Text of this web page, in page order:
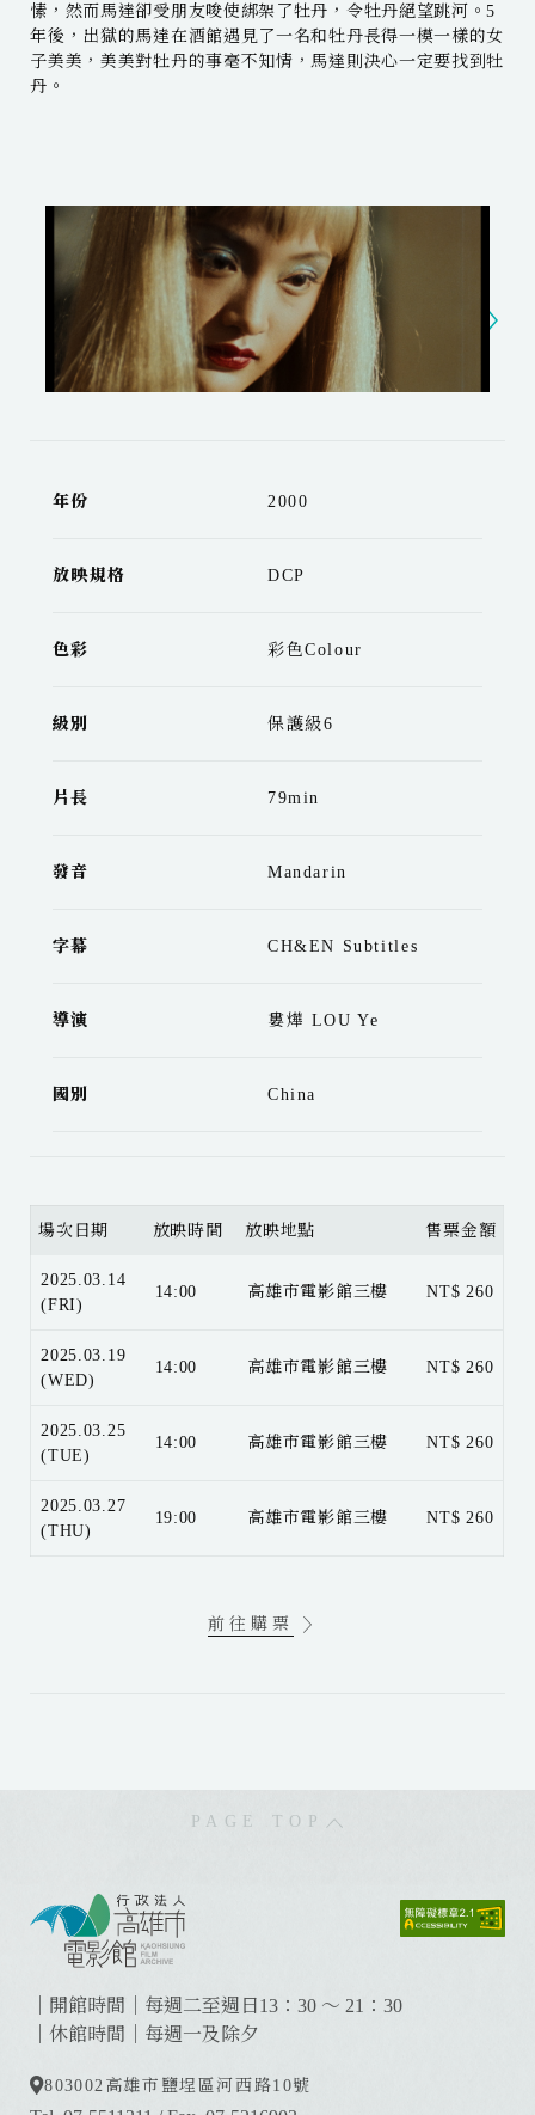
愫，然而馬達卻受朋友唆使綁架了牡丹，令牡丹絕望跳河。5
年後，出獄的馬達在酒館遇見了一名和牡丹長得一模一樣的女
子美美，美美對牡丹的事毫不知情，馬達則決心一定要找到牡
丹。
年份 2000
放映規格 DCP
色彩 彩色Colour
級別 保護級6
片長 79min
發音 Mandarin
字幕 CH&EN Subtitles
導演 婁燁 LOU Ye
國別 China
場次日期 放映時間 放映地點 售票金額
2025.03.14
(FRI)
14:00 高雄市電影館三樓 NT$ 260
2025.03.19
(WED)
14:00 高雄市電影館三樓 NT$ 260
2025.03.25
(TUE)
14:00 高雄市電影館三樓 NT$ 260
2025.03.27
(THU)
19:00 高雄市電影館三樓 NT$ 260
前往購票
｜開館時間｜每週二至週日13：30 ～ 21：30
｜休館時間｜每週一及除夕
803002 高雄市鹽埕區河西路10號
PAGE TOP